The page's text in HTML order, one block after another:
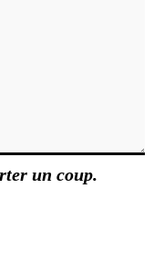
un coup.